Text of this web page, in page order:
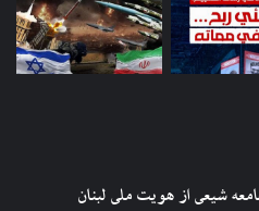
شیعی از هویت ملی لبنان